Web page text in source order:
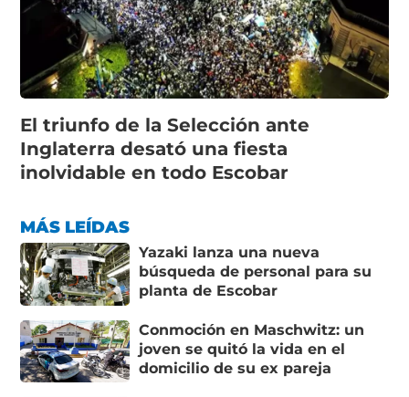
El triunfo de la Selección ante
Inglaterra desató una fiesta
inolvidable en todo Escobar
MÁS LEÍDAS
Yazaki lanza una nueva
búsqueda de personal para su
planta de Escobar
Conmoción en Maschwitz: un
joven se quitó la vida en el
domicilio de su ex pareja